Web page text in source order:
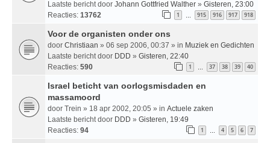
Laatste bericht door Johann Gottfried Walther » Gisteren, 23:00
Reacties: 13762 1 … 915 916 917 918
Voor de organisten onder ons
door Christiaan » 06 sep 2006, 00:37 » in Muziek en Gedichten
Laatste bericht door DDD » Gisteren, 22:40
Reacties: 590 1 … 37 38 39 40
Israel beticht van oorlogsmisdaden en
massamoord
door Trein » 18 apr 2002, 20:05 » in Actuele zaken
Laatste bericht door DDD » Gisteren, 19:49
Reacties: 94 1 … 4 5 6 7